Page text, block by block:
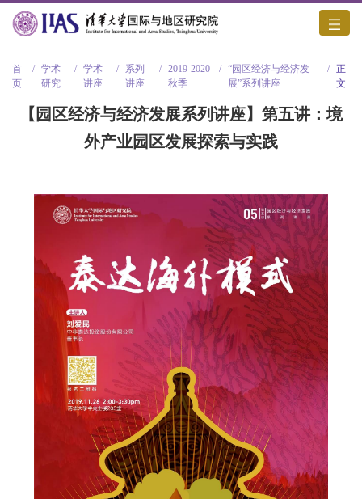
首
页
/ 学术
研究
/ 学术
讲座
/
系列
讲座
/ 2019-2020
秋季
/ “园区经济与经济发
展”系列讲座
/ 正
文
【园区经济与经济发展系列讲座】第五讲：境
外产业园区发展探索与实践